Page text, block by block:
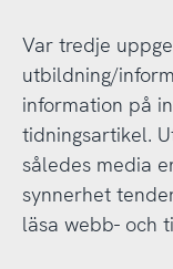
Var tredje
utbildning/
information på
tidningsartikel.
således media
synnerhet
läsa webb- och